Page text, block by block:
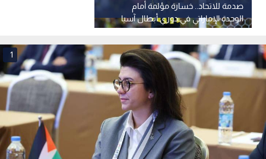
صدمة للاتحاد.. خسارة مؤلمة أمام
الوحدة الإماراتي في دوري أبطال آسيا
1